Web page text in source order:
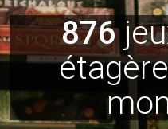
876